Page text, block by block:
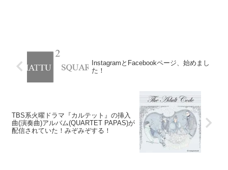
InstagramとFacebookページ、始めまし
た！
TBS系火曜ドラマ『カルテット』の挿入
曲(演奏曲)アルバム(QUARTET PAPAS)が
配信されていた！みぞみぞする！